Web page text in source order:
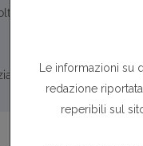
parametri si